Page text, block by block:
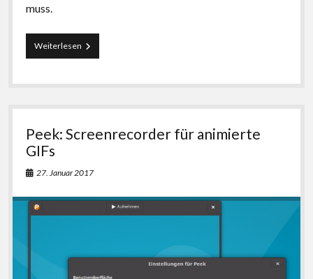
muss.
WeiterlesenNach
dem
Upgrade:
in
Paketquellen
Peek: Screenrecorder für animierte
GIFs
27. Januar 2017